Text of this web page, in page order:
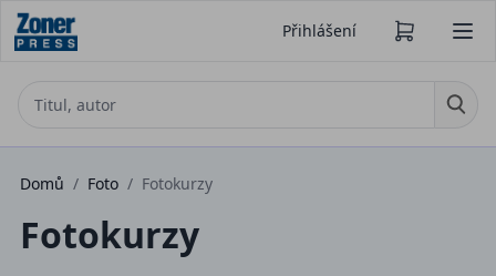
Přihlášení
Domů / Foto / Fotokurzy
Fotokurzy